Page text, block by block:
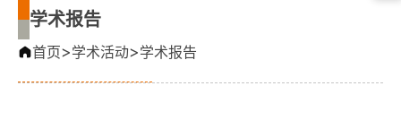
学术报告
首页>学术活动>学术报告